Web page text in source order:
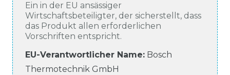
Ein in der EU ansässiger
Wirtschaftsbeteiligter, der sicherstellt, dass
das Produkt allen erforderlichen
Vorschriften entspricht.
EU-Verantwortlicher Name: Bosch
Thermotechnik GmbH